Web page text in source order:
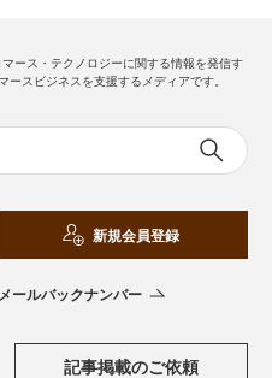
ース・テクノロジーに関する情報を発信す
ースビジネスを支援するメディアです。
新規会員登録
メールバックナンバー
記事掲載のご依頼